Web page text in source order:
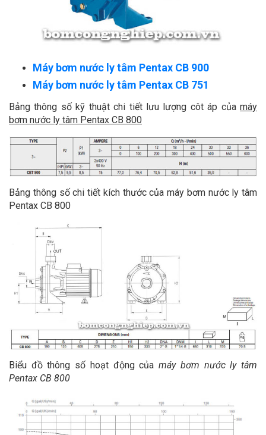
Máy bơm nước ly tâm Pentax CB 900
Máy bơm nước ly tâm Pentax CB 751
Bảng thông số kỹ thuật chi tiết lưu lượng côt áp của máy
bơm nước ly tâm Pentax CB 800
Bảng thông số chi tiết kích thước của máy bơm nước ly tâm
Pentax CB 800
Biểu đồ thông số hoạt động củamáy bơm nước ly tâm
Pentax CB 800